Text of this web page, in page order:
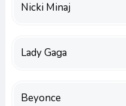
Nicki Minaj
Lady Gaga
Beyonce